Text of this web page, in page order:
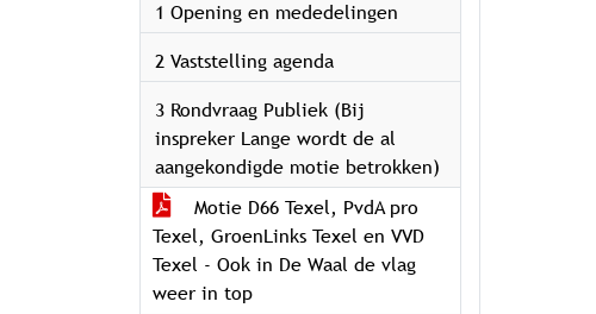
1 Opening en mededelingen
2 Vaststelling agenda
3 Rondvraag Publiek (Bij
inspreker Lange wordt de al
aangekondigde motie betrokken)
Motie D66 Texel, PvdA pro
Texel, GroenLinks Texel en VVD
Texel - Ook in De Waal de vlag
weer in top